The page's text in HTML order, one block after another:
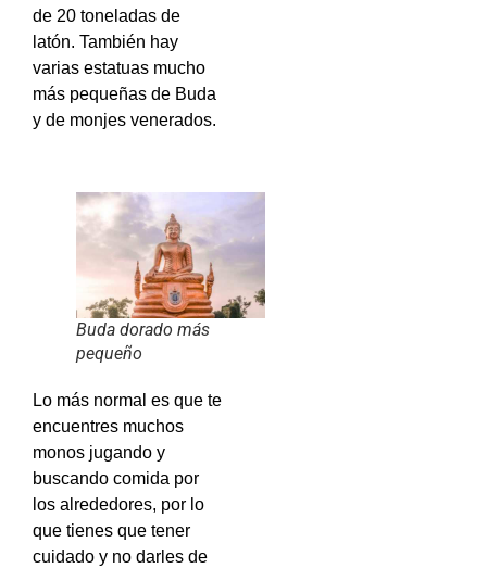
de 20 toneladas de
latón. También hay
varias estatuas mucho
más pequeñas de Buda
y de monjes venerados.
Buda dorado más
pequeño
Lo más normal es que te
encuentres muchos
monos jugando y
buscando comida por
los alrededores, por lo
que tienes que tener
cuidado y no darles de